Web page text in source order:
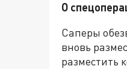
О
Саперы
вновь
разместить